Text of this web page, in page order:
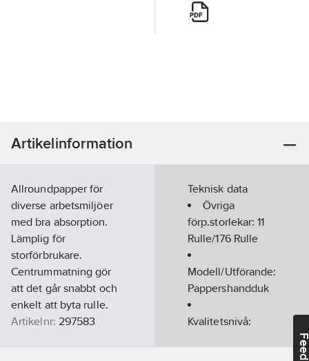
Artikelinformation
Allroundpapper för
diverse arbetsmiljöer
med bra absorption.
Lämplig för
storförbrukare.
Centrummatning gör
att det går snabbt och
enkelt att byta rulle.
Artikelnr: 297583
Teknisk data
Övriga
förp.storlekar:11
Rulle/176 Rulle
Modell/Utförande:
Pappershandduk
Kvalitetsnivå: